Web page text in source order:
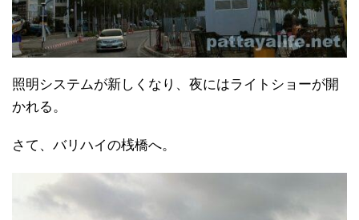
照明システムが新しくなり、夜にはライトショーが開
かれる。
さて、バリハイの桟橋へ。